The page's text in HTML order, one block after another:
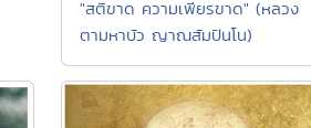
"สติขาด ความเพียรขาด" (หลวง
ตามหาบัว ญาณสัมปันโน)